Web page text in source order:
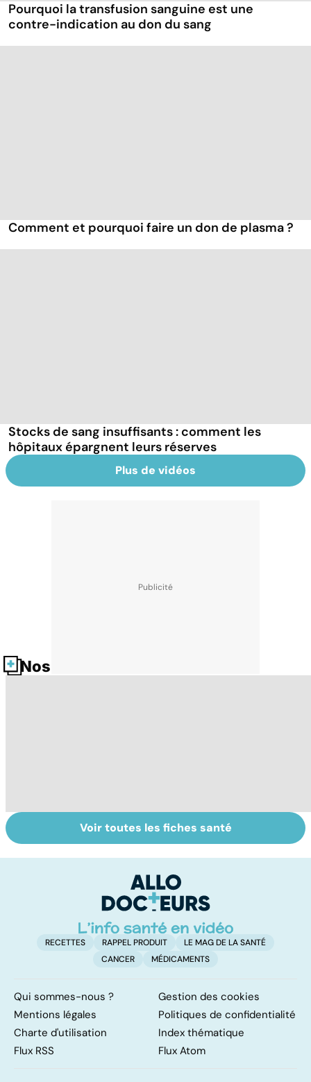
Pourquoi la transfusion sanguine est une
contre-indication au don du sang
Comment et pourquoi faire un don de plasma ?
Stocks de sang insuffisants : comment les
hôpitaux épargnent leurs réserves
Plus de vidéos
Nos fiches santé
symptômes,
Tout savoir sur
les transfusions
Voir toutes les fiches santé
RECETTES RAPPEL PRODUIT
LE MAG DE LA SANTÉ
CANCER
MÉDICAMENTS
Qui sommes-nous ?
Gestion des cookies
Mentions légales
Politiques de confidentialité
Charte d'utilisation
Index thématique
Flux RSS
Flux Atom